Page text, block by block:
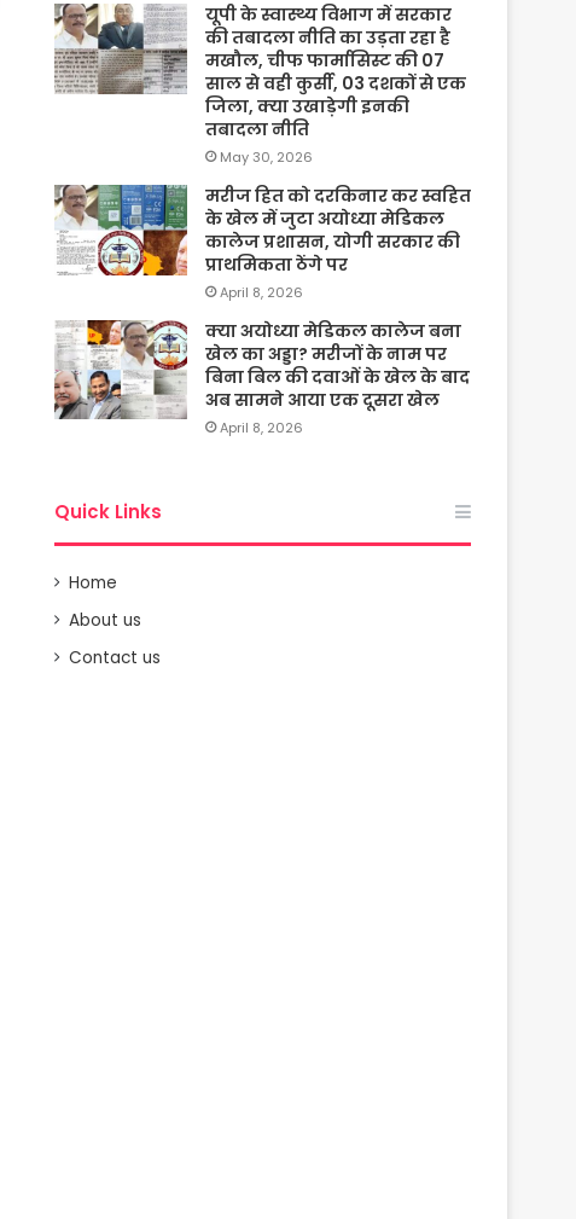
यूपी के स्वास्थ्य विभाग में सरकार
की तबादला नीति का उड़ता रहा है
मखौल, चीफ फार्मासिस्ट की 07
साल से वही कुर्सी, 03 दशकों से एक
जिला, क्या उखाड़ेगी इनकी
तबादला नीति
May 30, 2026
मरीज हित को दरकिनार कर स्वहित
के खेल में जुटा अयोध्या मेडिकल
कालेज प्रशासन, योगी सरकार की
प्राथमिकता ठेंगे पर
April 8, 2026
क्या अयोध्या मेडिकल कालेज बना
खेल का अड्डा? मरीजों के नाम पर
बिना बिल की दवाओं के खेल के बाद
अब सामने आया एक दूसरा खेल
April 8, 2026
Quick Links
Home
About us
Contact us